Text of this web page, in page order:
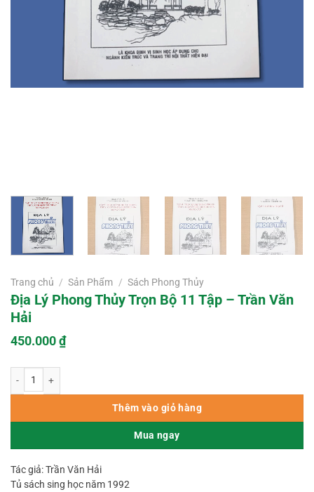
Trang chủ / Sản Phẩm / Sách Phong Thủy
Địa Lý Phong Thủy Trọn Bộ 11 Tập – Trần Văn
Hải
450.000₫
Thêm vào giỏ hàng
Mua ngay
Tác giả: Trần Văn Hải
Tủ sách sing học năm 1992